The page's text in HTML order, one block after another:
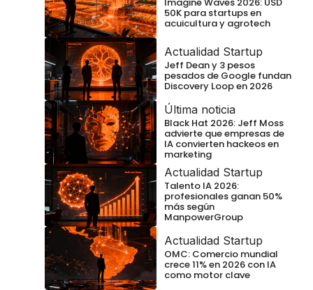
50K para startups en
acuicultura y agrotech
Actualidad Startup
Jeff Dean y 3 pesos
pesados de Google fundan
Discovery Loop en 2026
Última noticia
Black Hat 2026: Jeff Moss
advierte que empresas de
IA convierten hackeos en
marketing
Actualidad Startup
Talento IA 2026:
profesionales ganan 50%
más según
ManpowerGroup
Actualidad Startup
OMC: Comercio mundial
crece 11% en 2026 con IA
como motor clave